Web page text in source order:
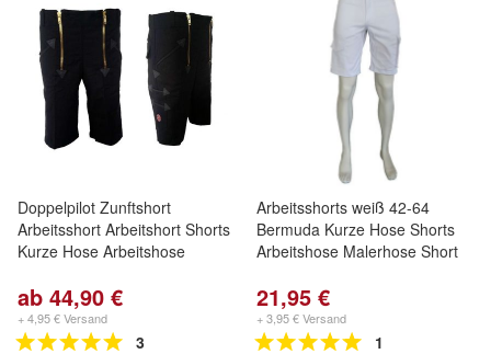
Doppelpilot Zunftshort
Arbeitsshort Arbeitshort Shorts
Kurze Hose Arbeitshose
ab 44,90 €
+ 4,95 € Versand
3
Arbeitsshorts weiß 42-64
Bermuda Kurze Hose Shorts
Arbeitshose Malerhose Short
21,95 €
+ 3,95 € Versand
1